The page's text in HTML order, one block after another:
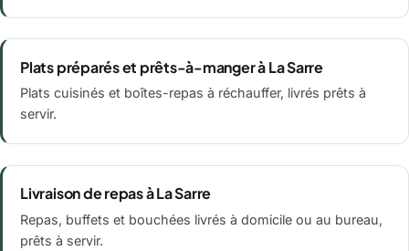
Plats préparés et prêts-à-manger à La Sarre
Plats cuisinés et boîtes-repas à réchauffer, livrés prêts à
servir.
Livraison de repas à La Sarre
Repas, buffets et bouchées livrés à domicile ou au bureau,
prêts à servir.